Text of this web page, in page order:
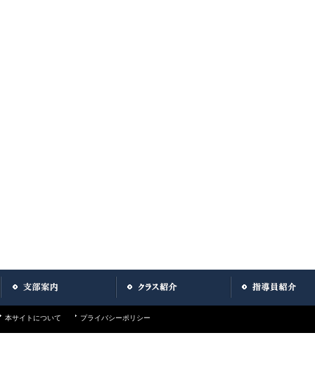
本サイトについて プライバシーポリシー